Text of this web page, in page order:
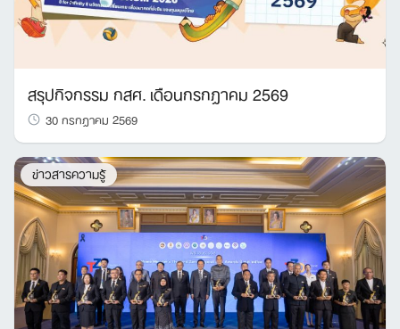
สรุปกิจกรรม กสศ. เดือนกรกฎาคม 2569
30 กรกฎาคม 2569
ข่าวสารความรู้